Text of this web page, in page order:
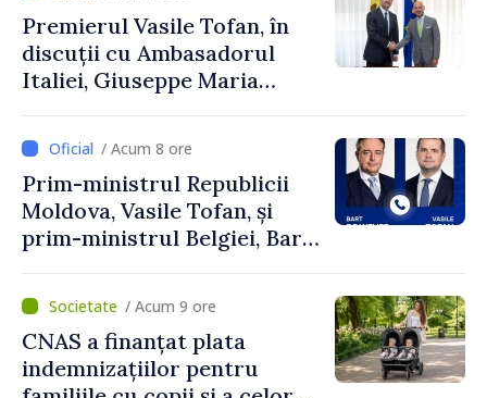
Premierul Vasile Tofan, în
discuții cu Ambasadorul
Italiei, Giuseppe Maria
/ Acum 8 ore
Prim-ministrul Republicii
Moldova, Vasile Tofan, și
prim-ministrul Belgiei, Bart
despre parcursul european
al Republicii Moldova.
/ Acum 9 ore
CNAS a finanțat plata
indemnizațiilor pentru